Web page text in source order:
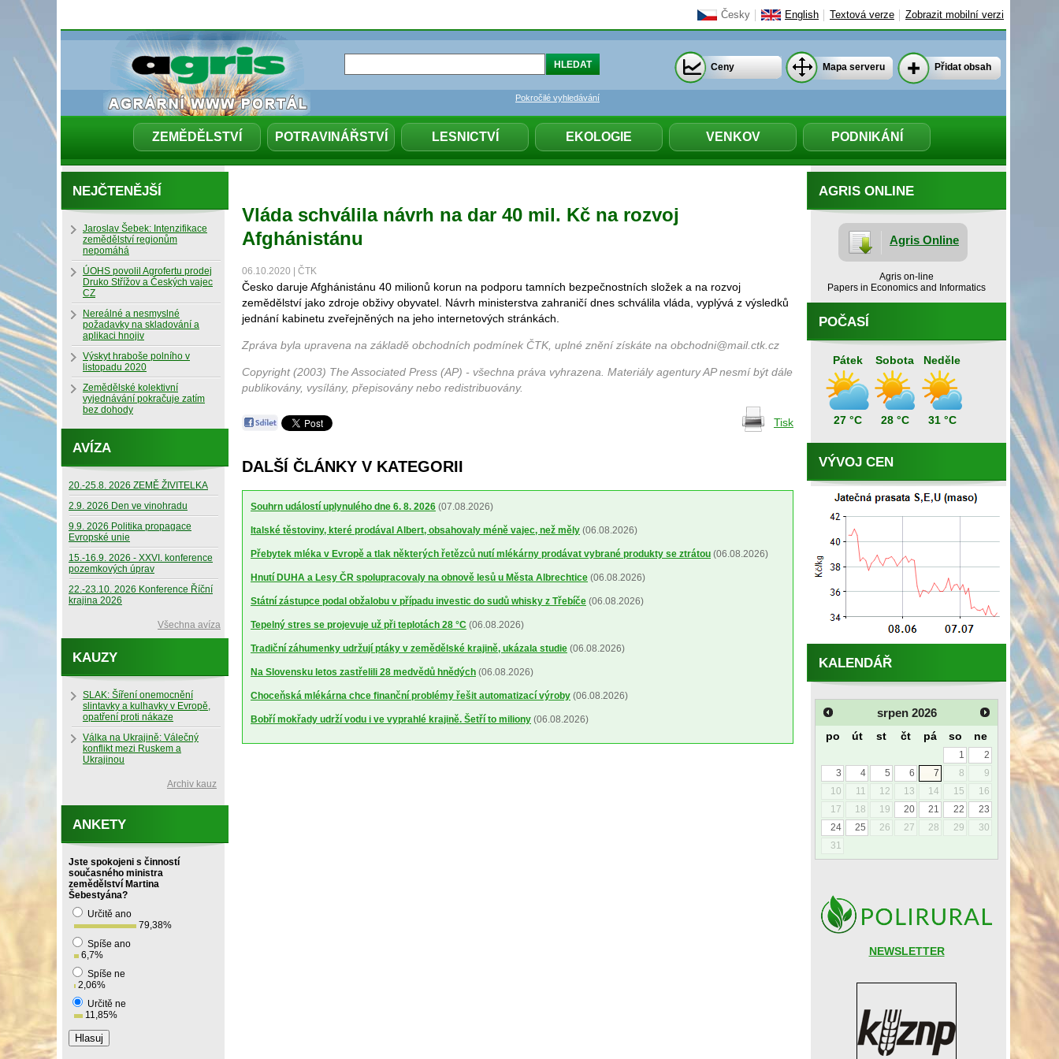
Česky English Textová verze Zobrazit mobilní verzi
ZEMĚDĚLSTVÍ POTRAVINÁŘSTVÍ LESNICTVÍ EKOLOGIE VENKOV PODNIKÁNÍ
Pokročilé vyhledávání
Ceny Mapa serveru Přidat obsah
Vláda schválila návrh na dar 40 mil. Kč na rozvoj
Afghánistánu
06.10.2020 | ČTK
Česko daruje Afghánistánu 40 milionů korun na podporu tamních bezpečnostních složek a na rozvoj
zemědělství jako zdroje obživy obyvatel. Návrh ministerstva zahraničí dnes schválila vláda, vyplývá z výsledků
jednání kabinetu zveřejněných na jeho internetových stránkách.
Zpráva byla upravena na základě obchodních podmínek ČTK, uplné znění získáte na obchodni@mail.ctk.cz
Copyright (2003) The Associated Press (AP) - všechna práva vyhrazena. Materiály agentury AP nesmí být dále
publikovány, vysílány, přepisovány nebo redistribuovány.
Tisk
DALŠÍ ČLÁNKY V KATEGORII
Souhrn událostí uplynulého dne 6. 8. 2026 (07.08.2026)
Italské těstoviny, které prodával Albert, obsahovaly méně vajec, než měly (06.08.2026)
Přebytek mléka v Evropě a tlak některých řetězců nutí mlékárny prodávat vybrané produkty se ztrátou (06.08.2026)
Hnutí DUHA a Lesy ČR spolupracovaly na obnově lesů u Města Albrechtice (06.08.2026)
Státní zástupce podal obžalobu v případu investic do sudů whisky z Třebíče (06.08.2026)
Tepelný stres se projevuje už při teplotách 28 °C (06.08.2026)
Tradiční záhumenky udržují ptáky v zemědělské krajině, ukázala studie (06.08.2026)
Na Slovensku letos zastřelili 28 medvědů hnědých (06.08.2026)
Choceňská mlékárna chce finanční problémy řešit automatizací výroby (06.08.2026)
Bobří mokřady udrží vodu i ve vyprahlé krajině. Šetří to miliony (06.08.2026)
AGRIS ONLINE
Agris Online
Agris on-line
Papers in Economics and Informatics
POČASÍ
Pátek
27 °C
Sobota
28 °C
Neděle
31 °C
VÝVOJ CEN
KALENDÁŘ
srpen 2026
po út st čt pá so ne
1
2
3
4 5 6 7 8
9
10
11 12 13 14 15
16
17
18 19 20 21 22
23
24
25 26 27 28 29
30
31
NEWSLETTER
NEJČTENĚJŠÍ
Jaroslav Šebek: Intenzifikace
zemědělství regionům
nepomáhá
ÚOHS povolil Agrofertu prodej
Druko Střížov a Českých vajec
CZ
Nereálné a nesmyslné
požadavky na skladování a
aplikaci hnojiv
Výskyt hraboše polního v
listopadu 2020
Zemědělské kolektivní
vyjednávání pokračuje zatím
bez dohody
AVÍZA
20.-25.8. 2026 ZEMĚ ŽIVITELKA
2.9. 2026 Den ve vinohradu
9.9. 2026 Politika propagace
Evropské unie
15.-16.9. 2026 - XXVI. konference
pozemkových úprav
22.-23.10. 2026 Konference Říční
krajina 2026
Všechna avíza
KAUZY
SLAK: Šíření onemocnění
slintavky a kulhavky v Evropě,
opatření proti nákaze
Válka na Ukrajině: Válečný
konflikt mezi Ruskem a
Ukrajinou
Archiv kauz
ANKETY
Jste spokojeni s činností
současného ministra
zemědělství Martina
Šebestyána?
Určitě ano
79,38%
Spíše ano
6,7%
Spíše ne
2,06%
Určitě ne
11,85%